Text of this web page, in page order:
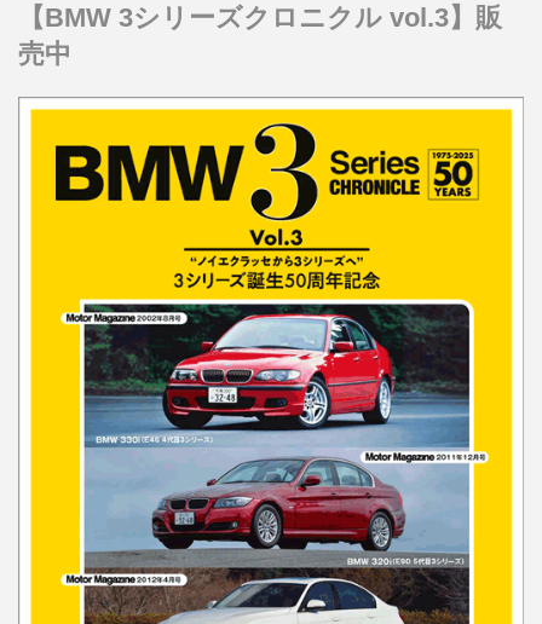
【BMW 3シリーズクロニクル vol.3】販
売中